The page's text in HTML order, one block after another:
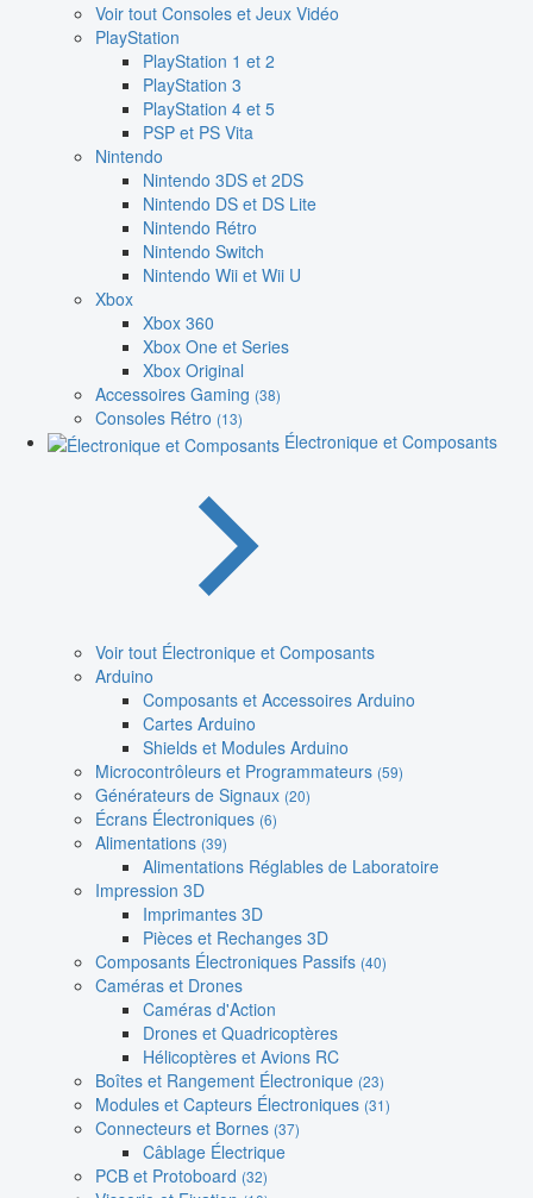
Voir tout Consoles et Jeux Vidéo
PlayStation
PlayStation 1 et 2
PlayStation 3
PlayStation 4 et 5
PSP et PS Vita
Nintendo
Nintendo 3DS et 2DS
Nintendo DS et DS Lite
Nintendo Rétro
Nintendo Switch
Nintendo Wii et Wii U
Xbox
Xbox 360
Xbox One et Series
Xbox Original
Accessoires Gaming (38)
Consoles Rétro (13)
Électronique et Composants
Voir tout Électronique et Composants
Arduino
Composants et Accessoires Arduino
Cartes Arduino
Shields et Modules Arduino
Microcontrôleurs et Programmateurs (59)
Générateurs de Signaux (20)
Écrans Électroniques (6)
Alimentations (39)
Alimentations Réglables de Laboratoire
Impression 3D
Imprimantes 3D
Pièces et Rechanges 3D
Composants Électroniques Passifs (40)
Caméras et Drones
Caméras d'Action
Drones et Quadricoptères
Hélicoptères et Avions RC
Boîtes et Rangement Électronique (23)
Modules et Capteurs Électroniques (31)
Connecteurs et Bornes (37)
Câblage Électrique
PCB et Protoboard (32)